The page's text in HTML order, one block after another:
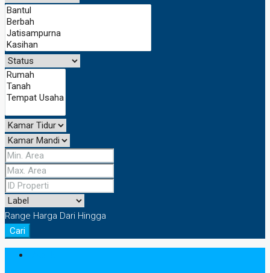
Range Harga Dari Hingga
Cari